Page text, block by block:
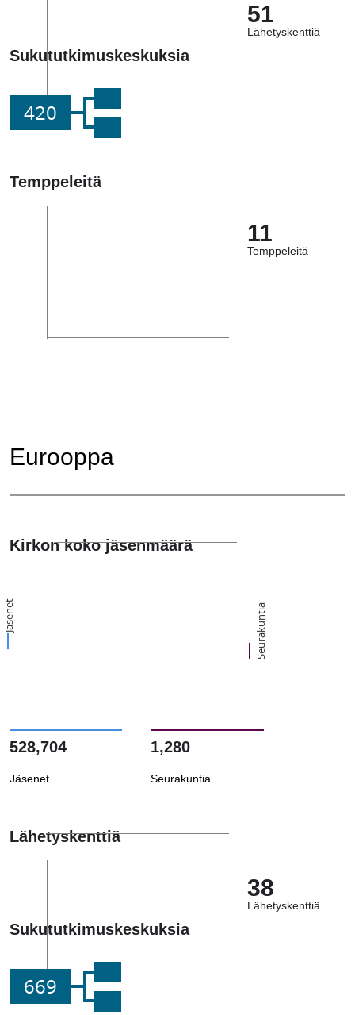
51
Lähetyskenttiä
Sukututkimuskeskuksia
420
Temppeleitä
11
Temppeleitä
Eurooppa
Kirkon koko jäsenmäärä
Jäsenet Seurakuntia
528,704
Jäsenet
1,280
Seurakuntia
Lähetyskenttiä
38
Lähetyskenttiä
Sukututkimuskeskuksia
669